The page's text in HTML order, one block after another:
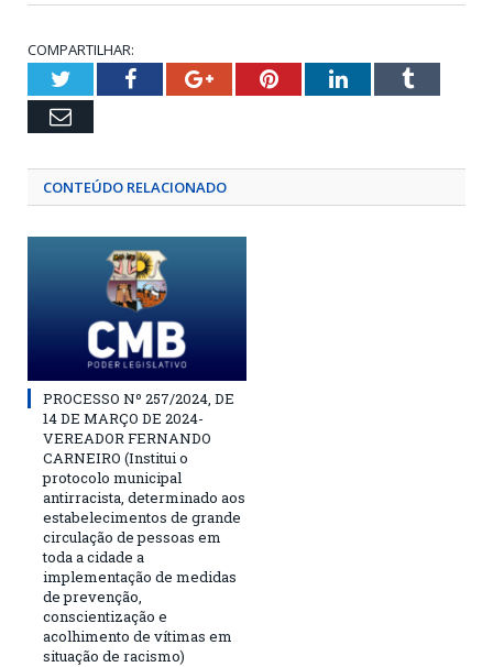
COMPARTILHAR:
TwitterFacebookGoogle+PinterestLinkedInTumblr
Email
CONTEÚDO RELACIONADO
PROCESSO Nº 257/2024, DE
14 DE MARÇO DE 2024-
VEREADOR FERNANDO
CARNEIRO (Institui o
protocolo municipal
antirracista, determinado aos
estabelecimentos de grande
circulação de pessoas em
toda a cidade a
implementação de medidas
de prevenção,
conscientização e
acolhimento de vítimas em
situação de racismo)